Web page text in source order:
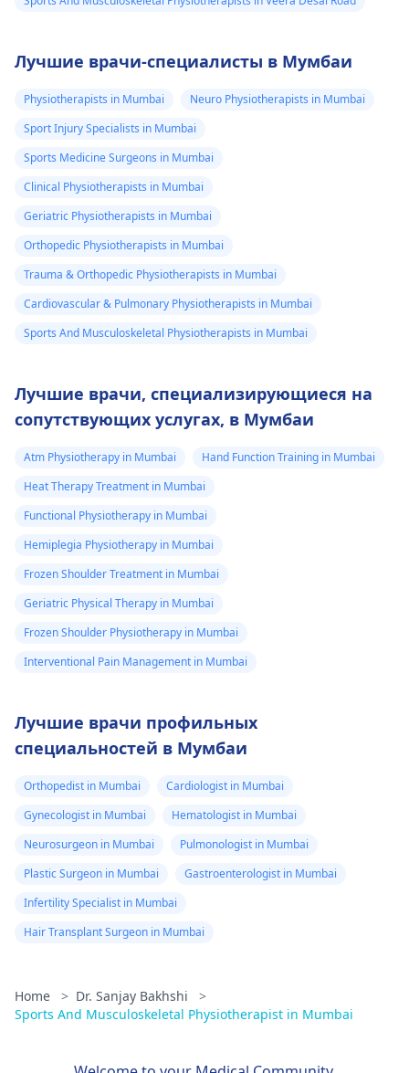
Лучшие врачи-специалисты в Мумбаи
Physiotherapists in Mumbai
Neuro Physiotherapists in Mumbai
Sport Injury Specialists in Mumbai
Sports Medicine Surgeons in Mumbai
Clinical Physiotherapists in Mumbai
Geriatric Physiotherapists in Mumbai
Orthopedic Physiotherapists in Mumbai
Trauma & Orthopedic Physiotherapists in Mumbai
Cardiovascular & Pulmonary Physiotherapists in Mumbai
Sports And Musculoskeletal Physiotherapists in Mumbai
Лучшие врачи, специализирующиеся на
сопутствующих услугах, в Мумбаи
Atm Physiotherapy in Mumbai
Hand Function Training in Mumbai
Heat Therapy Treatment in Mumbai
Functional Physiotherapy in Mumbai
Hemiplegia Physiotherapy in Mumbai
Frozen Shoulder Treatment in Mumbai
Geriatric Physical Therapy in Mumbai
Frozen Shoulder Physiotherapy in Mumbai
Interventional Pain Management in Mumbai
Лучшие врачи профильных
специальностей в Мумбаи
Orthopedist in Mumbai
Cardiologist in Mumbai
Gynecologist in Mumbai
Hematologist in Mumbai
Neurosurgeon in Mumbai
Pulmonologist in Mumbai
Plastic Surgeon in Mumbai
Gastroenterologist in Mumbai
Infertility Specialist in Mumbai
Hair Transplant Surgeon in Mumbai
Home > Dr. Sanjay Bakhshi
>
Sports And Musculoskeletal Physiotherapist in Mumbai